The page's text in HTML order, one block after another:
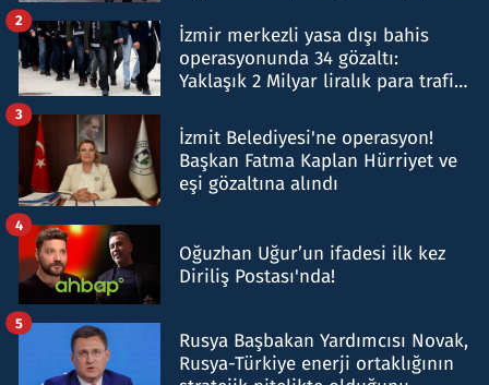
İzmir merkezli yasa dışı bahis
operasyonunda 34 gözaltı:
Yaklaşık 2 Milyar liralık para trafiği
2
İzmit Belediyesi'ne operasyon!
Başkan Fatma Kaplan Hürriyet ve
eşi gözaltına alındı
3
Oğuzhan Uğur’un ifadesi ilk kez
Diriliş Postası'nda!
4
Rusya Başbakan Yardımcısı Novak,
Rusya-Türkiye enerji ortaklığının
5